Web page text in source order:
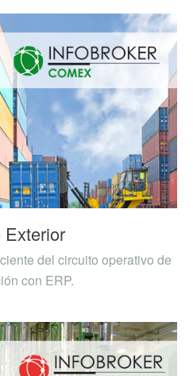
del circuito operativo de
con ERP.